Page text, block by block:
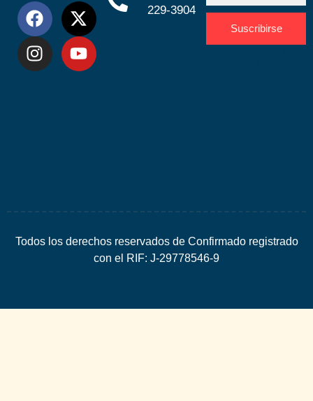
229-3904
Suscribirse
Todos los derechos reservados de Confirmado registrado
con el RIF: J-29778546-9